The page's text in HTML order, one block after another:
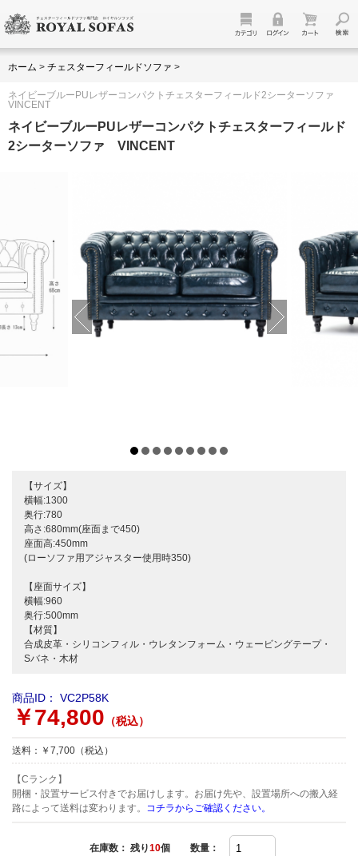
ホーム > チェスターフィールドソファ >
ネイビーブルーPUレザーコンパクトチェスターフィールド2シーターソファ
VINCENT
ネイビーブルーPUレザーコンパクトチェスターフィールド
2シーターソファ VINCENT
【サイズ】
横幅:1300
奥行:780
高さ:680mm(座面まで450)
座面高:450mm
(ローソファ用アジャスター使用時350)
【座面サイズ】
横幅:960
奥行:500mm
【材質】
合成皮革・シリコンフィル・ウレタンフォーム・ウェービングテープ・
Sバネ・木材
商品ID： VC2P58K
￥74,800 （税込）
送料：￥7,700（税込）
【Cランク】
開梱・設置サービス付きでお届けします。お届け先や、設置場所への搬入経
路によって送料は変わります。 コチラからご確認ください。
在庫数： 残り10個 数量：